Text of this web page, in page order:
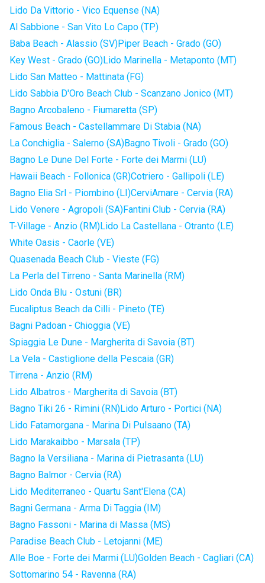
Lido Da Vittorio - Vico Equense (NA)
Al Sabbione - San Vito Lo Capo (TP)
Baba Beach - Alassio (SV)Piper Beach - Grado (GO)
Key West - Grado (GO)Lido Marinella - Metaponto (MT)
Lido San Matteo - Mattinata (FG)
Lido Sabbia D'Oro Beach Club - Scanzano Jonico (MT)
Bagno Arcobaleno - Fiumaretta (SP)
Famous Beach - Castellammare Di Stabia (NA)
La Conchiglia - Salerno (SA)Bagno Tivoli - Grado (GO)
Bagno Le Dune Del Forte - Forte dei Marmi (LU)
Hawaii Beach - Follonica (GR)Cotriero - Gallipoli (LE)
Bagno Elia Srl - Piombino (LI)CerviAmare - Cervia (RA)
Lido Venere - Agropoli (SA)Fantini Club - Cervia (RA)
T-Village - Anzio (RM)Lido La Castellana - Otranto (LE)
White Oasis - Caorle (VE)
Quasenada Beach Club - Vieste (FG)
La Perla del Tirreno - Santa Marinella (RM)
Lido Onda Blu - Ostuni (BR)
Eucaliptus Beach da Cilli - Pineto (TE)
Bagni Padoan - Chioggia (VE)
Spiaggia Le Dune - Margherita di Savoia (BT)
La Vela - Castiglione della Pescaia (GR)
Tirrena - Anzio (RM)
Lido Albatros - Margherita di Savoia (BT)
Bagno Tiki 26 - Rimini (RN)Lido Arturo - Portici (NA)
Lido Fatamorgana - Marina Di Pulsaano (TA)
Lido Marakaibbo - Marsala (TP)
Bagno la Versiliana - Marina di Pietrasanta (LU)
Bagno Balmor - Cervia (RA)
Lido Mediterraneo - Quartu Sant'Elena (CA)
Bagni Germana - Arma Di Taggia (IM)
Bagno Fassoni - Marina di Massa (MS)
Paradise Beach Club - Letojanni (ME)
Alle Boe - Forte dei Marmi (LU)Golden Beach - Cagliari (CA)
Sottomarino 54 - Ravenna (RA)